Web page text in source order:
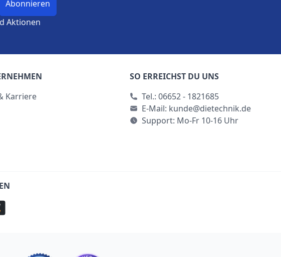
Aktionen
Karriere
SO ERREICHST DU UNS
Tel.: 06652 - 1821685
E-Mail: kunde@dietechnik.de
Support: Mo-Fr 10-16 Uhr